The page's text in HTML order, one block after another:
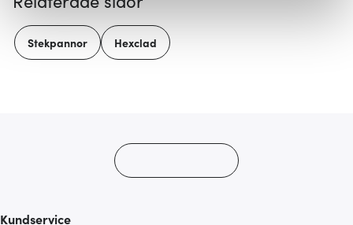
Vi använder cookies för att innehållet och annonserna
ska anpassas efter det som vi tror att du tycker om. Det
gör också att vi kan analysera vår trafik och göra
Stekpannor Hexclad
Kundservice